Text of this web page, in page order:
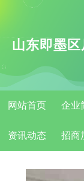
山东即墨
网站首页 企业
资讯动态 招商